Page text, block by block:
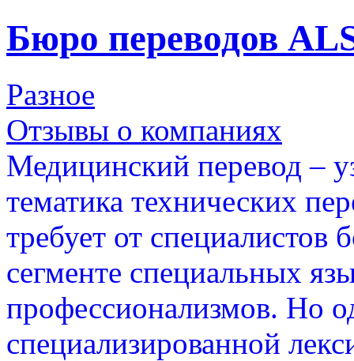
Бюро переводов
Разное
Отзывы о компаниях
Медицинский перевод –
тематика технических
требует от специалистов
сегменте специальных
профессионализмов. Но
специализированной